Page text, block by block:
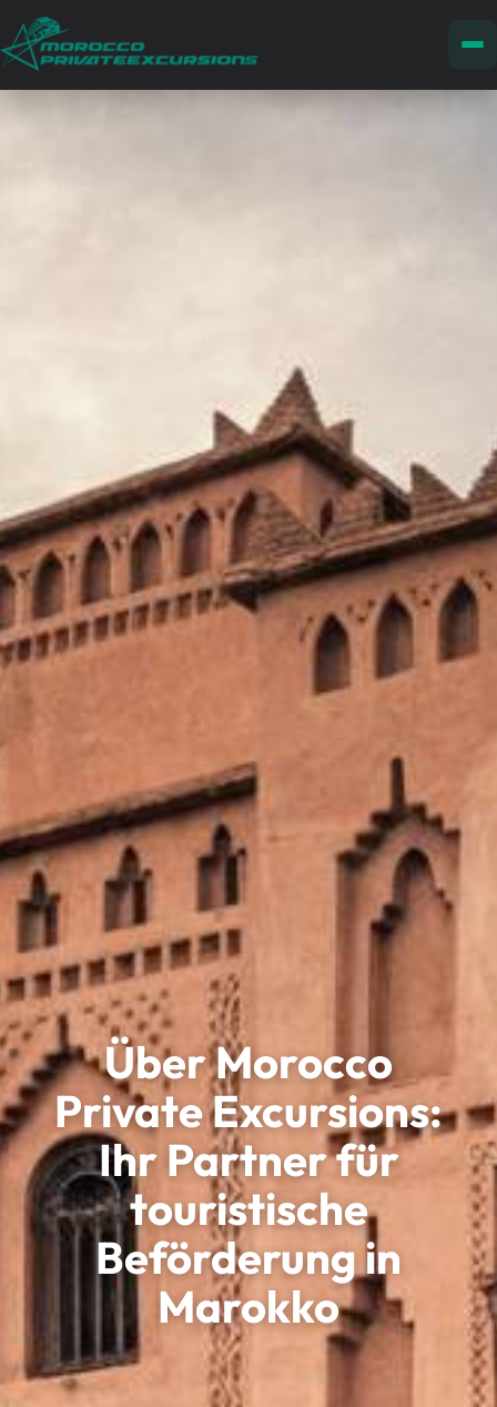
Über Morocco
Private Excursions:
Ihr Partner für
touristische
Beförderung in
Marokko